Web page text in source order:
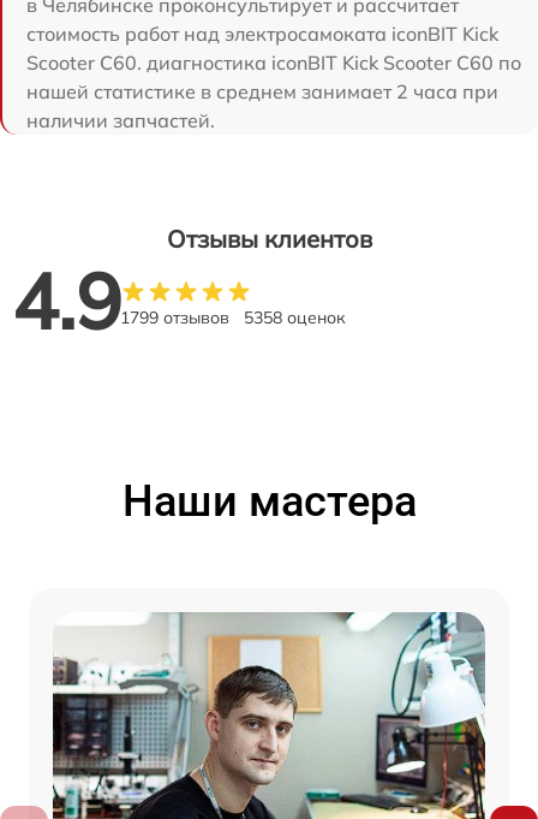
стоимость работ над электросамоката iconBIT Kick
Scooter C60. диагностика iconBIT Kick Scooter C60 по
нашей статистике в среднем занимает 2 часа при
наличии запчастей.
Отзывы клиентов
4.91799 отзывов 5358 оценок
Наши мастера